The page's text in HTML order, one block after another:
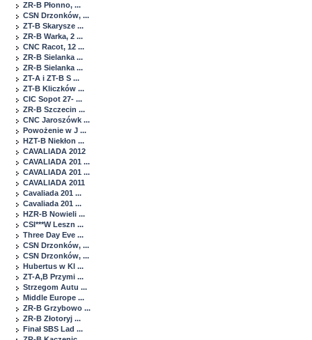
ZR-B Płonno, ...
CSN Drzonków, ...
ZT-B Skarysze ...
ZR-B Warka, 2 ...
CNC Racot, 12 ...
ZR-B Sielanka ...
ZR-B Sielanka ...
ZT-A i ZT-B S ...
ZT-B Kliczków ...
CIC Sopot 27- ...
ZR-B Szczecin ...
CNC Jaroszówk ...
Powożenie w J ...
HZT-B Niekłon ...
CAVALIADA 2012
CAVALIADA 201 ...
CAVALIADA 201 ...
CAVALIADA 2011
Cavaliada 201 ...
Cavaliada 201 ...
HZR-B Nowieli ...
CSI***W Leszn ...
Three Day Eve ...
CSN Drzonków, ...
CSN Drzonków, ...
Hubertus w Kl ...
ZT-A,B Przymi ...
Strzegom Autu ...
Middle Europe ...
ZR-B Grzybowo ...
ZR-B Złotoryj ...
Finał SBS Lad ...